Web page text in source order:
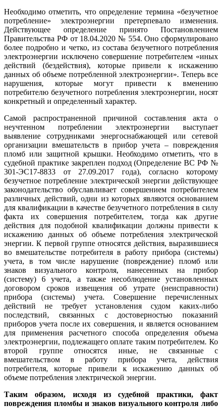
Необходимо отметить, что определение термина «безучетное
потребление» электроэнергии претерпевало изменения.
Действующее определение принято Постановлением
Правительства РФ от 18.04.2020 № 554. Оно сформулировано
более подробно и четко, из состава безучетного потребления
электроэнергии исключено совершение потребителем «иных
действий (бездействия), которые привели к искажению
данных об объеме потребленной электроэнергии». Теперь все
нарушения, которые могут привести к вменению
потребителю безучетного потребления электроэнергии, носят
конкретный и определенный характер.
Самой распространенной причиной составления акта о
неучтенном потреблении электроэнергии выступает
выявление сотрудниками энергоснабжающей или сетевой
организации вмешательств в прибор учета – повреждения
пломб или защитной крышки. Необходимо отметить, что в
судебной практике закреплен подход (Определение ВС РФ №
301-ЭС17-8833 от 27.09.2017 года), согласно которому
безучетное потребление электрической энергии действующее
законодательство обуславливает совершением потребителем
различных действий, одни из которых являются основанием
для квалификации в качестве безучетного потребления в силу
факта их совершения потребителем, тогда как другие
действия для подобной квалификации должны привести к
искажению данных об объеме потребления электрической
энергии. К первой группе относятся действия, выразившиеся
во вмешательстве потребителя в работу прибора (системы)
учета, в том числе нарушение (повреждение) пломб или
знаков визуального контроля, нанесенных на прибор
(систему) 6 учета, а также несоблюдение установленных
договором сроков извещения об утрате (неисправности)
прибора (системы) учета. Совершение перечисленных
действий не требует установления судом каких-либо
последствий, связанных с достоверностью показаний
приборов учета после их совершения, и является основанием
для применения расчетного способа определения объема
электроэнергии, подлежащего оплате таким потребителем. Ко
второй группе относятся иные, не связанные с
вмешательством в работу прибора учета, действия
потребителя, которые привели к искажению данных об
объеме потребления электрической энергии.
Таким образом, исходя из судебной практики, факт
повреждения пломбы и знаков визуального контроля либо